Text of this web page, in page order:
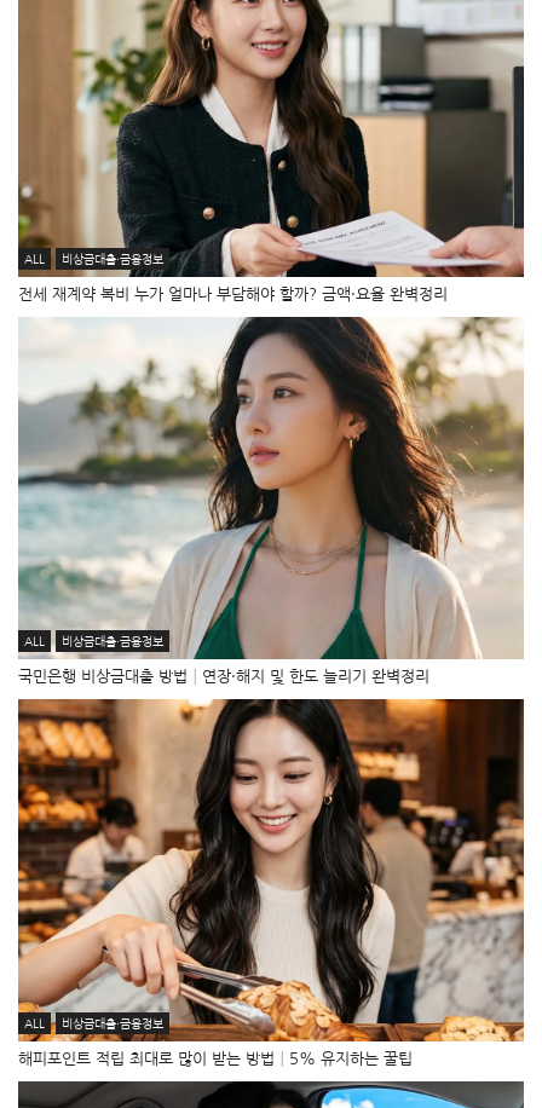
ALL 비상금대출·금융정보
전세 재계약 복비 누가 얼마나 부담해야 할까? 금액·요율 완벽정리
ALL 비상금대출·금융정보
국민은행 비상금대출 방법│연장·해지 및 한도 늘리기 완벽정리
ALL 비상금대출·금융정보
해피포인트 적립 최대로 많이 받는 방법│5% 유지하는 꿀팁